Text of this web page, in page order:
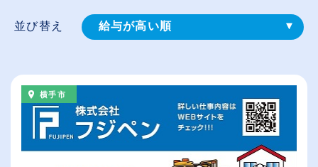
並び替え 給与が高い順
休日数が多い順
横手市